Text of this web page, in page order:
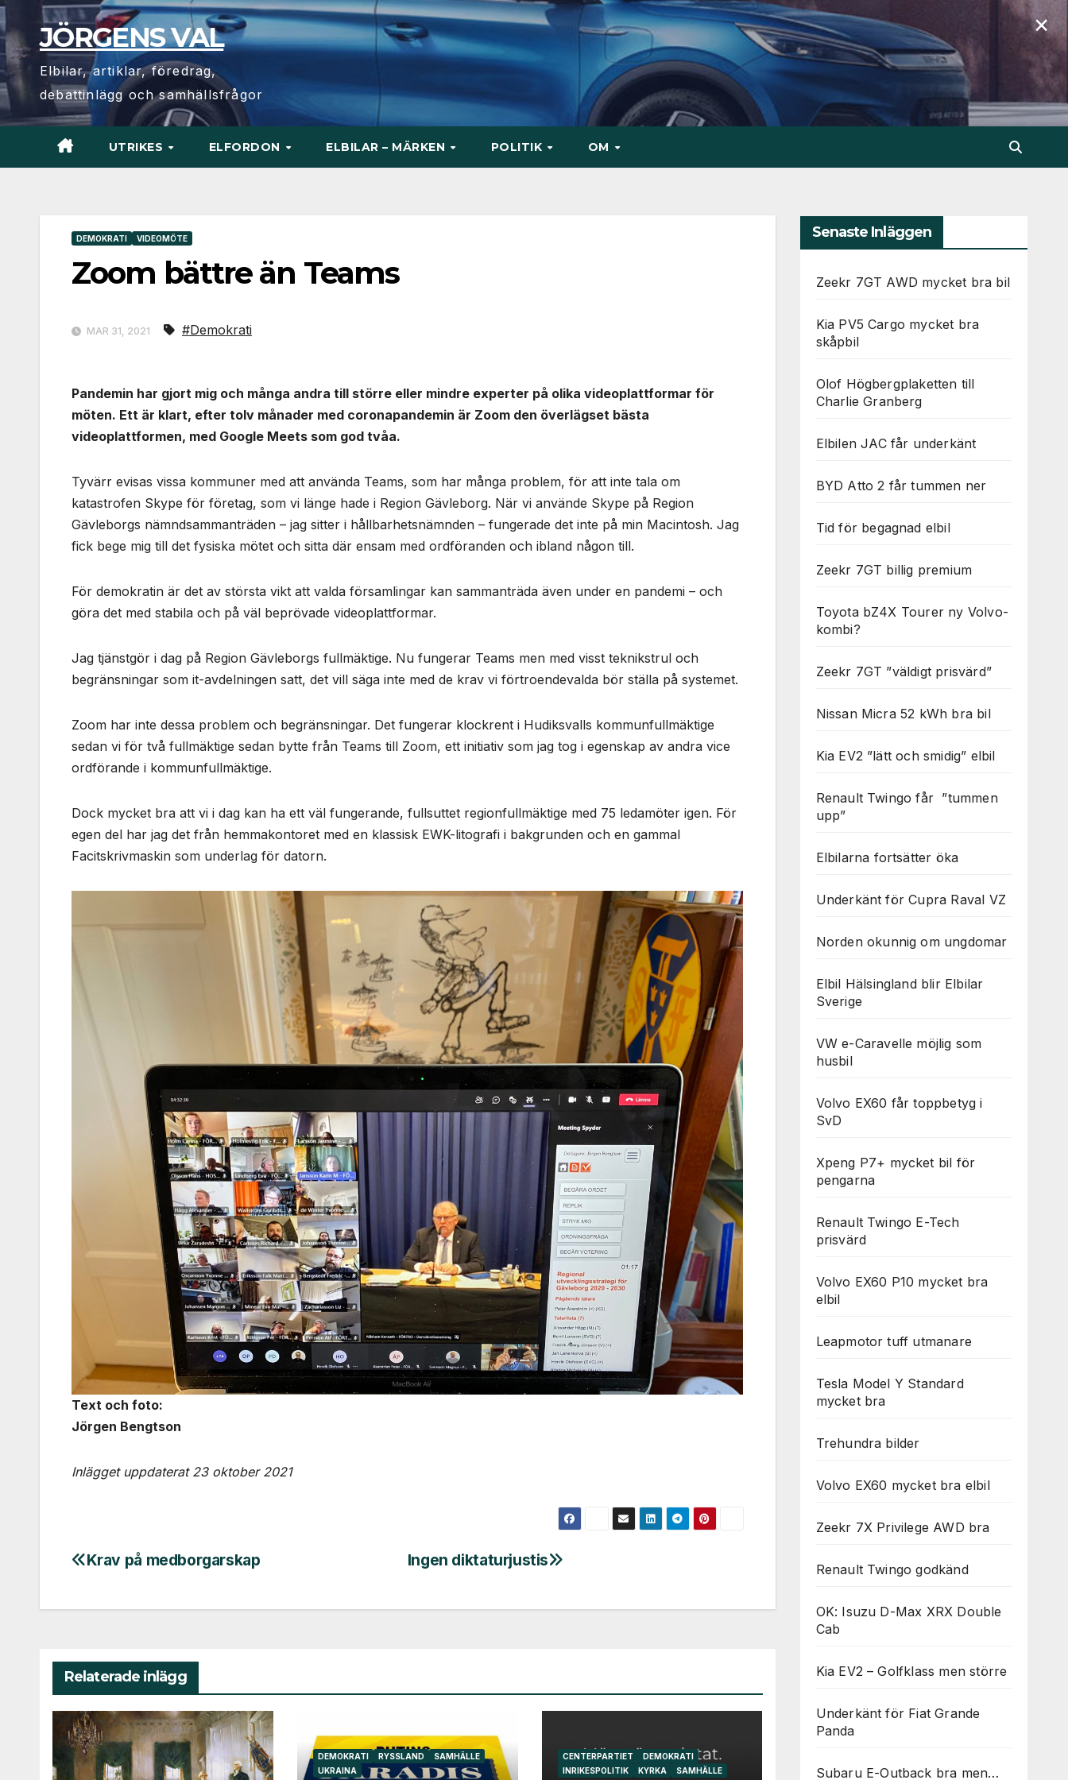
Hoppa
till
innehåll
JÖRGENS VAL
Elbilar, artiklar, föredrag,
debattinlägg och samhällsfrågor
UTRIKES ELFORDON ELBILAR – MÄRKEN POLITIK OM
DEMOKRATI VIDEOMÖTE
Zoom bättre än Teams
MAR 31, 2021 #Demokrati
Pandemin har gjort mig och många andra till större eller mindre experter på olika videoplattformar för
möten. Ett är klart, efter tolv månader med coronapandemin är Zoom den överlägset bästa
videoplattformen, med Google Meets som god tvåa.
Tyvärr evisas vissa kommuner med att använda Teams, som har många problem, för att inte tala om
katastrofen Skype för företag, som vi länge hade i Region Gävleborg. När vi använde Skype på Region
Gävleborgs nämndsammanträden – jag sitter i hållbarhetsnämnden – fungerade det inte på min Macintosh. Jag
fick bege mig till det fysiska mötet och sitta där ensam med ordföranden och ibland någon till.
För demokratin är det av största vikt att valda församlingar kan sammanträda även under en pandemi – och
göra det med stabila och på väl beprövade videoplattformar.
Jag tjänstgör i dag på Region Gävleborgs fullmäktige. Nu fungerar Teams men med visst teknikstrul och
begränsningar som it-avdelningen satt, det vill säga inte med de krav vi förtroendevalda bör ställa på systemet.
Zoom har inte dessa problem och begränsningar. Det fungerar klockrent i Hudiksvalls kommunfullmäktige
sedan vi för två fullmäktige sedan bytte från Teams till Zoom, ett initiativ som jag tog i egenskap av andra vice
ordförande i kommunfullmäktige.
Dock mycket bra att vi i dag kan ha ett väl fungerande, fullsuttet regionfullmäktige med 75 ledamöter igen. För
egen del har jag det från hemmakontoret med en klassisk EWK-litografi i bakgrunden och en gammal
Facitskrivmaskin som underlag för datorn.
Text och foto:
Jörgen Bengtson
Inlägget uppdaterat 23 oktober 2021
Inläggsnavigering Ingen diktaturjustis
Krav på medborgarskap
Relaterade inlägg
DEMOKRATI RYSSLAND
SAMHÄLLE
UKRAINA
CENTERPARTIET
DEMOKRATI
INRIKESPOLITIK
KYRKA SAMHÄLLE
Senaste Inläggen
Zeekr 7GT AWD mycket bra bil
Kia PV5 Cargo mycket bra
skåpbil
Olof Högbergplaketten till
Charlie Granberg
Elbilen JAC får underkänt
BYD Atto 2 får tummen ner
Tid för begagnad elbil
Zeekr 7GT billig premium
Toyota bZ4X Tourer ny Volvo-
kombi?
Zeekr 7GT ”väldigt prisvärd”
Nissan Micra 52 kWh bra bil
Kia EV2 ”lätt och smidig” elbil
Renault Twingo får ”tummen
upp”
Elbilarna fortsätter öka
Underkänt för Cupra Raval VZ
Norden okunnig om ungdomar
Elbil Hälsingland blir Elbilar
Sverige
VW e-Caravelle möjlig som
husbil
Volvo EX60 får toppbetyg i
SvD
Xpeng P7+ mycket bil för
pengarna
Renault Twingo E-Tech
prisvärd
Volvo EX60 P10 mycket bra
elbil
Leapmotor tuff utmanare
Tesla Model Y Standard
mycket bra
Trehundra bilder
Volvo EX60 mycket bra elbil
Zeekr 7X Privilege AWD bra
Renault Twingo godkänd
OK: Isuzu D-Max XRX Double
Cab
Kia EV2 – Golfklass men större
Underkänt för Fiat Grande
Panda
Subaru E-Outback bra men…
×